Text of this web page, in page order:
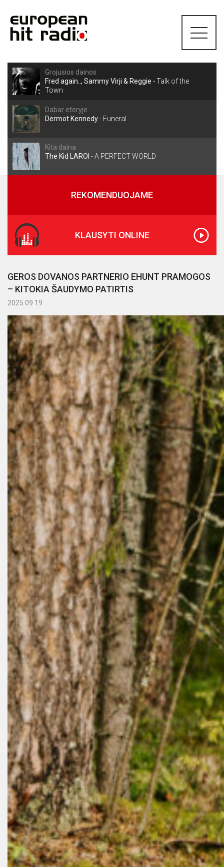
Grojusios dainos
Fred again.., Sammy Virji & Reggie -Talk of the
Town
Dabar eteryje
Dermot Kennedy- Funeral
Kita daina
The Kid LAROI -A PERFECT WORLD
REKOMENDUOJAME
KLAUSYTI ONLINE
GEROS DOVANOS PARTNERIO EHUNT PRAMOGOS
– KITOKIA ŠAUDYMO PATIRTIS
2025 09 19